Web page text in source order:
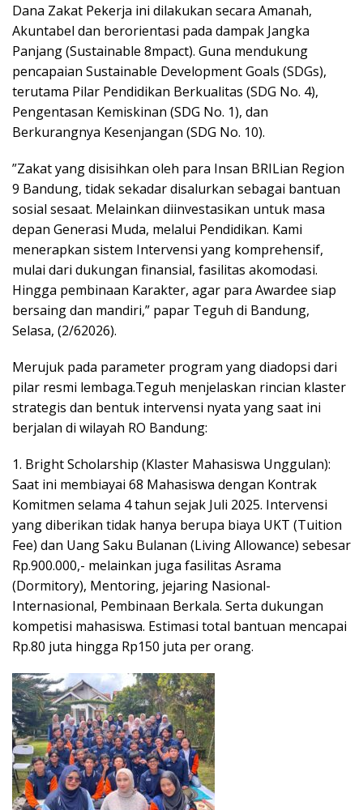
Dana Zakat Pekerja ini dilakukan secara Amanah,
Akuntabel dan berorientasi pada dampak Jangka
Panjang (Sustainable 8mpact). Guna mendukung
pencapaian Sustainable Development Goals (SDGs),
terutama Pilar Pendidikan Berkualitas (SDG No. 4),
Pengentasan Kemiskinan (SDG No. 1), dan
Berkurangnya Kesenjangan (SDG No. 10).
​”Zakat yang disisihkan oleh para Insan BRILian Region
9 Bandung, tidak sekadar disalurkan sebagai bantuan
sosial sesaat. Melainkan diinvestasikan untuk masa
depan Generasi Muda, melalui Pendidikan. Kami
menerapkan sistem Intervensi yang komprehensif,
mulai dari dukungan finansial, fasilitas akomodasi.
Hingga pembinaan Karakter, agar para Awardee siap
bersaing dan mandiri,” papar Teguh di Bandung,
Selasa, (2/62026).
​Merujuk pada parameter program yang diadopsi dari
pilar resmi lembaga.Teguh menjelaskan rincian klaster
strategis dan bentuk intervensi nyata yang saat ini
berjalan di wilayah RO Bandung:
1. ​Bright Scholarship (Klaster Mahasiswa Unggulan):
Saat ini membiayai 68 Mahasiswa dengan Kontrak
Komitmen selama 4 tahun sejak Juli 2025. Intervensi
yang diberikan tidak hanya berupa biaya UKT (Tuition
Fee) dan Uang Saku Bulanan (Living Allowance) sebesar
Rp.900.000,- melainkan juga fasilitas Asrama
(Dormitory), Mentoring, jejaring Nasional-
Internasional, Pembinaan Berkala. Serta dukungan
kompetisi mahasiswa. Estimasi total bantuan mencapai
Rp.80 juta hingga Rp150 juta per orang.